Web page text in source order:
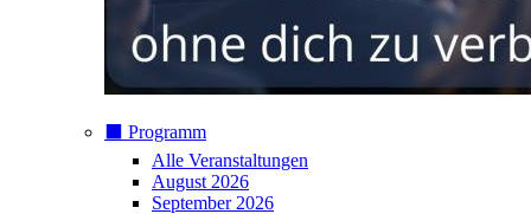
⬛️ Programm
Alle Veranstaltungen
August 2026
September 2026